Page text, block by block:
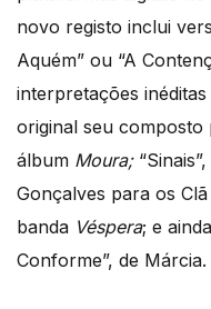
novo registo inclui
Aquém” ou “A
interpretações inéditas
original seu
álbum Moura;
Gonçalves para os
banda Véspera; e
Conforme”, de Márcia.